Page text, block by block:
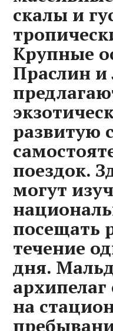
скалы и
Крупные
Праслин
развитую
поездок.
могут
посещать
течение
дня.
на